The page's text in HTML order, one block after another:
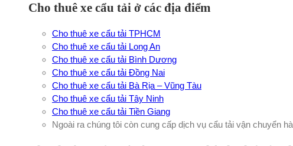
Cho thuê xe cẩu tải ở các địa điểm
Cho thuê xe cẩu tải TPHCM
Cho thuê xe cẩu tải Long An
Cho thuê xe cẩu tải Bình Dương
Cho thuê xe cẩu tải Đồng Nai
Cho thuê xe cẩu tải Bà Rịa – Vũng Tàu
Cho thuê xe cẩu tải Tây Ninh
Cho thuê xe cẩu tải Tiền Giang
Ngoài ra chúng tôi còn cung cấp dịch vụ cẩu tải vận chuyển